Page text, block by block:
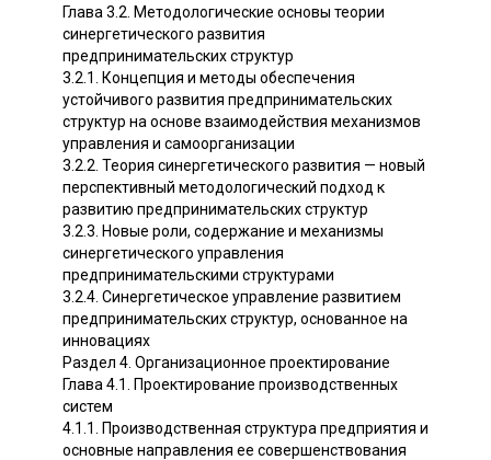
Глава 3.2. Методологические основы теории
синергетического развития
предпринимательских структур
3.2.1. Концепция и методы обеспечения
устойчивого развития предпринимательских
структур на основе взаимодействия механизмов
управления и самоорганизации
3.2.2. Теория синергетического развития — новый
перспективный методологический подход к
развитию предпринимательских структур
3.2.3. Новые роли, содержание и механизмы
синергетического управления
предпринимательскими структурами
3.2.4. Синергетическое управление развитием
предпринимательских структур, основанное на
инновациях
Раздел 4. Организационное проектирование
Глава 4.1. Проектирование производственных
систем
4.1.1. Производственная структура предприятия и
основные направления ее совершенствования